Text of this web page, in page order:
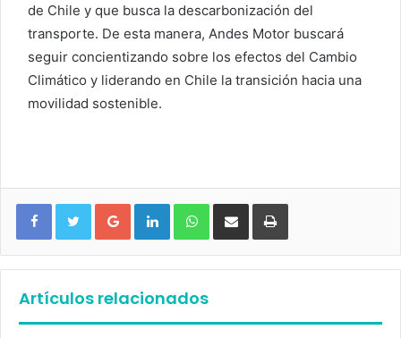
de Chile y que busca la descarbonización del
transporte. De esta manera, Andes Motor buscará
seguir concientizando sobre los efectos del Cambio
Climático y liderando en Chile la transición hacia una
movilidad sostenible.
Google+ LinkedIn WhatsApp
Artículos relacionados